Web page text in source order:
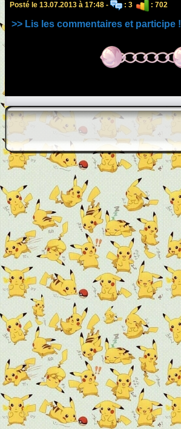
Posté le 13.07.2013 à 17:48 - : 3 : 702
>> Lis les commentaires et participe !